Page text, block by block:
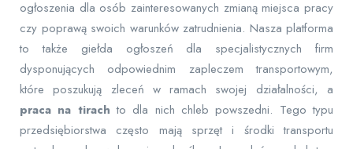
ogłoszenia dla osób zainteresowanych zmianą miejsca pracy
czy poprawą swoich warunków zatrudnienia. Nasza platforma
to także giełda ogłoszeń dla specjalistycznych firm
dysponujących odpowiednim zapleczem transportowym,
które poszukują zleceń w ramach swojej działalności, a
praca na tirach to dla nich chleb powszedni. Tego typu
przedsiębiorstwa często mają sprzęt i środki transportu